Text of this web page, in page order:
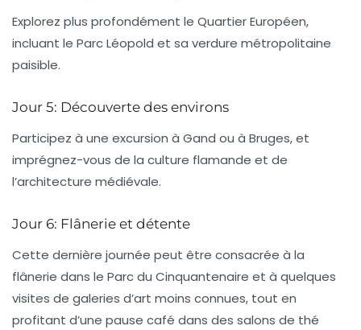
Explorez plus profondément le Quartier Européen,
incluant le Parc Léopold et sa verdure métropolitaine
paisible.
Jour 5: Découverte des environs
Participez à une excursion à Gand ou à Bruges, et
imprégnez-vous de la culture flamande et de
l’architecture médiévale.
Jour 6: Flânerie et détente
Cette dernière journée peut être consacrée à la
flânerie dans le Parc du Cinquantenaire et à quelques
visites de galeries d’art moins connues, tout en
profitant d’une pause café dans des salons de thé